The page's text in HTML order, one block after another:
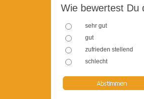
Wie bewertest Du
sehr gut
gut
zufrieden stellend
schlecht